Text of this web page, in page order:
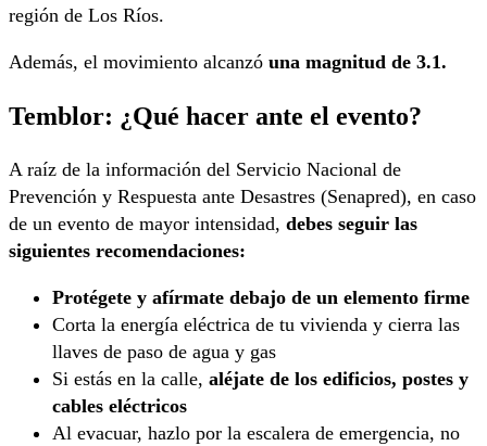
región de Los Ríos.
Además, el movimiento alcanzó una magnitud de 3.1.
Temblor: ¿Qué hacer ante el evento?
A raíz de la información del Servicio Nacional de
Prevención y Respuesta ante Desastres (Senapred), en caso
de un evento de mayor intensidad, debes seguir las
siguientes recomendaciones:
Protégete y afírmate debajo de un elemento firme
Corta la energía eléctrica de tu vivienda y cierra las
llaves de paso de agua y gas
Si estás en la calle, aléjate de los edificios, postes y
cables eléctricos
Al evacuar, hazlo por la escalera de emergencia, no